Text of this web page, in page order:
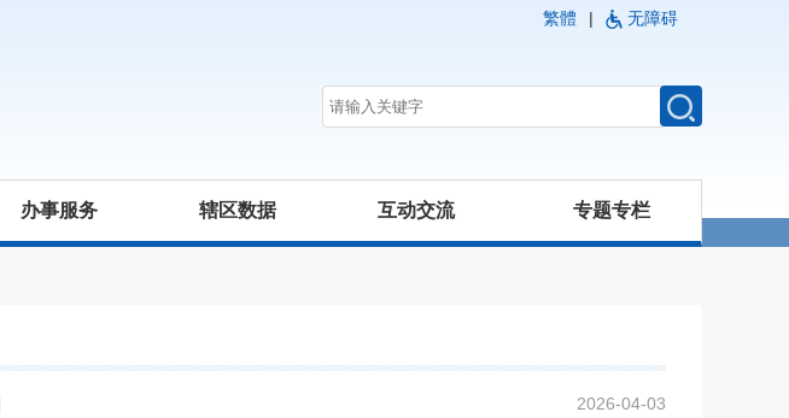
繁體 | 无障碍
办事服务 辖区数据 互动交流 专题专栏
2026-04-03